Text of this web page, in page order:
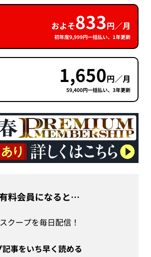
およそ833円／月
初年度9,999円一括払い、1年更新
1,650円／月
59,400円一括払い、3年更新
料会員になると…
スクープを毎日配信！
事をいち早く読める